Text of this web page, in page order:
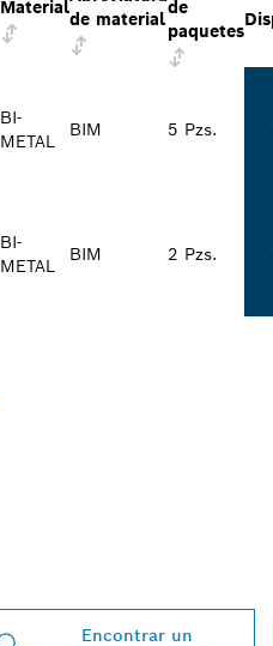
Material
de material
de
paquetes
BI-
METAL
BIM 5 Pzs.
BI-
METAL
BIM 2 Pzs.
Encontrar un